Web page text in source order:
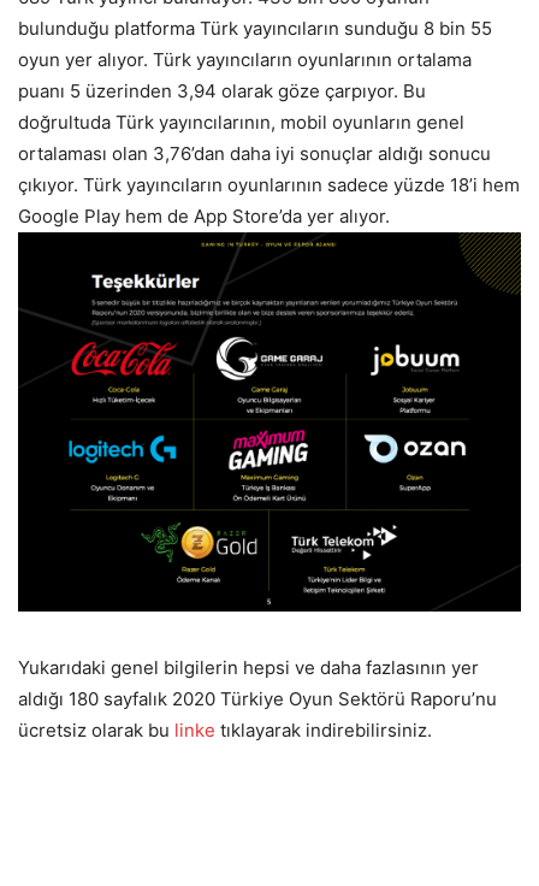
bulunduğu platforma Türk yayıncıların sunduğu 8 bin 55
oyun yer alıyor. Türk yayıncıların oyunlarının ortalama
puanı 5 üzerinden 3,94 olarak göze çarpıyor. Bu
doğrultuda Türk yayıncılarının, mobil oyunların genel
ortalaması olan 3,76’dan daha iyi sonuçlar aldığı sonucu
çıkıyor. Türk yayıncıların oyunlarının sadece yüzde 18’i hem
Google Play hem de App Store’da yer alıyor.
Yukarıdaki genel bilgilerin hepsi ve daha fazlasının yer
aldığı 180 sayfalık 2020 Türkiye Oyun Sektörü Raporu’nu
ücretsiz olarak bu linke tıklayarak indirebilirsiniz.